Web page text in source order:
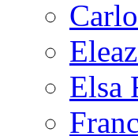
Elsa